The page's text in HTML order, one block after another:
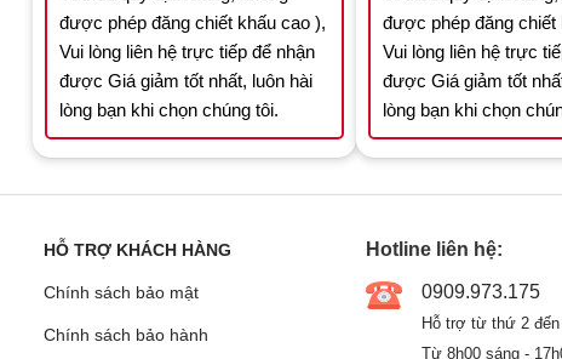
được phép đăng chiết khấu cao ),
Vui lòng liên hệ trực tiếp để nhận
được Giá giảm tốt nhất, luôn hài
lòng bạn khi chọn chúng tôi.
được phép đăng chiết
Vui lòng liên hệ trực
được Giá giảm tốt
lòng bạn khi chọn
HỖ TRỢ KHÁCH HÀNG
Chính sách bảo mật
Chính sách bảo hành
Hotline liên hệ:
0909.973.175
Hỗ trợ từ thứ 2
Từ 8h00 sáng -